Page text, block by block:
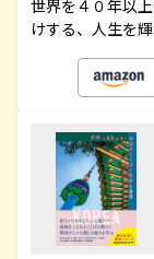
世界を４０年以
けする、人生を